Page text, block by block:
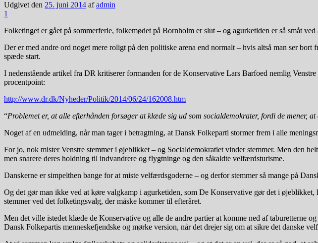
Udgivet den 25. juni 2014 afadmin
1
Folketinget er gået på sommerferie, folkemødet på Bornholm er slut – og agurketiden er så småt
Der er med andre ord noget mere roligt på den politiske arena end normalt – hvis altså man ser
spæde start.
I nedenstående artikel fra DR kritiserer formanden for de Konservative Lars Barfoed nemlig
procentpoint:
http://www.dr.dk/Nyheder/Politik/2014/06/24/162008.htm
“Problemet er, at alle efterhånden forsøger at klæde sig ud som socialdemokrater, fordi de mener,
Noget af en udmelding, når man tager i betragtning, at Dansk Folkeparti stormer frem i alle
For jo, nok mister Venstre stemmer i øjeblikket – og Socialdemokratiet vinder stemmer. Men den
men snarere deres holdning til indvandrere og flygtninge og den såkaldte velfærdsturisme.
Danskerne er simpelthen bange for at miste velfærdsgoderne – og derfor stemmer så mange på
Og det gør man ikke ved at køre valgkamp i agurketiden, som De Konservative gør det i
stemmer ved det folketingsvalg, der måske kommer til efteråret.
Men det ville istedet klæde de Konservative og alle de andre partier at komme ned af taburetterne
Dansk Folkepartis menneskefjendske og mørke version, når det drejer sig om at sikre det danske